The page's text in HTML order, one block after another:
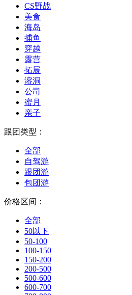
CS野战
美食
海岛
捕鱼
穿越
露营
拓展
溶洞
公司
蜜月
亲子
跟团类型：
全部
自驾游
跟团游
包团游
价格区间：
全部
50以下
50-100
100-150
150-200
200-500
500-600
600-700